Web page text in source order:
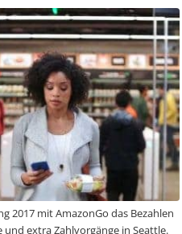
2017 mit AmazonGo das Bezahlen
und extra Zahlvorgänge in Seattle.